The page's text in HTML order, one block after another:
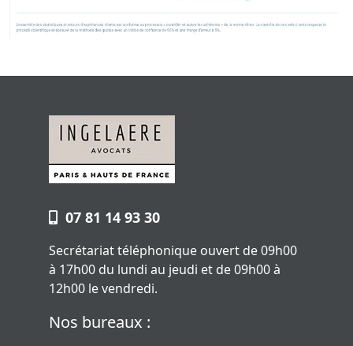
07 81 14 93 30
Secrétariat téléphonique ouvert de 09h00
à 17h00 du lundi au jeudi et de 09h00 à
12h00 le vendredi.
Nos bureaux :